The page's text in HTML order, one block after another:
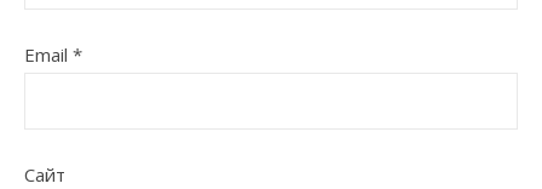
Email *
Сайт